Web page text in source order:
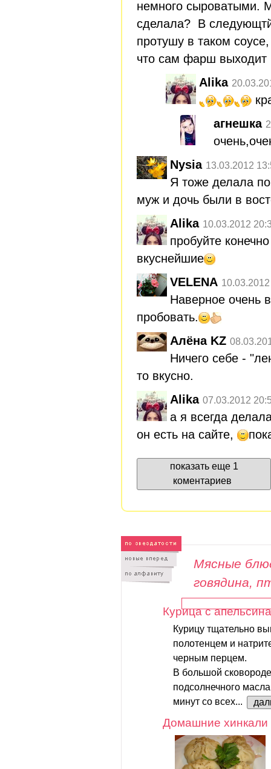
немного сыроватыми.
сделала? В
протушу в таком
что сам фарш выходит
Alika
агнешка
Nysia 13.03.2012
Я тоже делала
муж и дочь были в
Alika 10.03.2012
пробуйте
вкуснейшие
VELENA
Наверное очень
пробовать.
Алёна KZ
Ничего себе -
то вкусно.
Alika 07.03.2012
а я всегда
он есть на сайте,
показать еще 1
коментариев
Мясные
говядина,
Курица с
Курицу тщательно
полотенцем и
черным перцем.
В большой
подсолнечного
минут со всех...
Домашние хинкали